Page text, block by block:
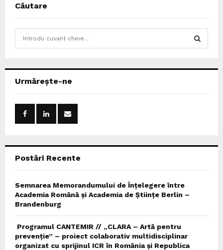
Căutare
h
Urmărește-ne
Postări Recente
Semnarea Memorandumului de Înțelegere între
Academia Română și Academia de Științe Berlin –
Brandenburg
Programul CANTEMIR // „CLARA – Artă pentru
prevenție” – proiect colaborativ multidisciplinar
organizat cu sprijinul ICR în România și Republica